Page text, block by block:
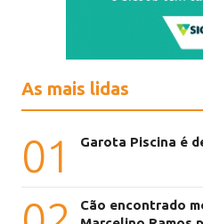
As mais lidas
01 Garota Piscina é
Cão encontrado